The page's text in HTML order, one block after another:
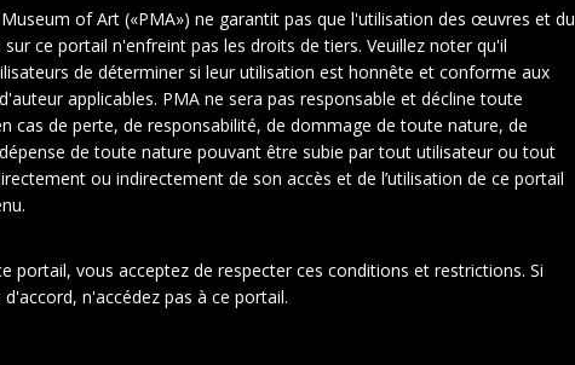
2
À propos de cet objet
of Art («PMA») ne garantit pas que l'utilisation des œuvres et du
ce portail n'enfreint pas les droits de tiers. Veuillez noter qu'il
de déterminer si leur utilisation est honnête et conforme aux
applicables. PMA ne sera pas responsable et décline toute
cas de perte, de responsabilité, de dommage de toute nature, de
de toute nature pouvant être subie par tout utilisateur ou tout
ou indirectement de son accès et de l’utilisation de ce portail
portail, vous acceptez de respecter ces conditions et restrictions. Si
n'accédez pas à ce portail.